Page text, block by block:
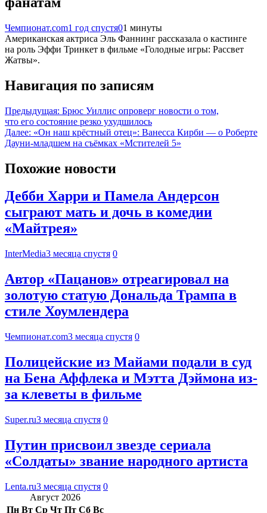
Чемпионат.com1 год спустя01 минуты
Американская актриса Эль Фаннинг рассказала о кастинге
на роль Эффи Тринкет в фильме «Голодные игры: Рассвет
Жатвы».
Навигация по записям
Предыдущая: Брюс Уиллис опроверг новости о том,
что его состояние резко ухудшилось
Далее: «Он наш крёстный отец»: Ванесса Кирби — о Роберте
Дауни-младшем на съёмках «Мстителей 5»
Похожие новости
Дебби Харри и Памела Андерсон
сыграют мать и дочь в комедии
«Майтрея»
InterMedia3 месяца спустя 0
Автор «Пацанов» отреагировал на
золотую статую Дональда Трампа в
стиле Хоумлендера
Чемпионат.com3 месяца спустя 0
Полицейские из Майами подали в суд
на Бена Аффлека и Мэтта Дэймона из-
за клеветы в фильме
Super.ru3 месяца спустя 0
Путин присвоил звезде сериала
«Солдаты» звание народного артиста
Lenta.ru3 месяца спустя 0
Август 2026
Пн Вт Ср Чт Пт Сб Вс